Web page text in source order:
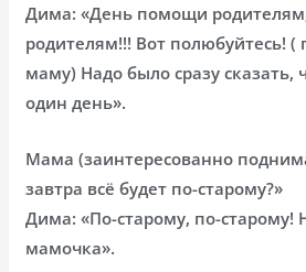
Дима: «День помощи
родителям!!! Вот полюбуйтесь! (
маму) Надо было сразу сказать,
один день».
Мама (заинтересованно
завтра всё будет по-старому?»
Дима: «По-старому, по-старому!
мамочка».